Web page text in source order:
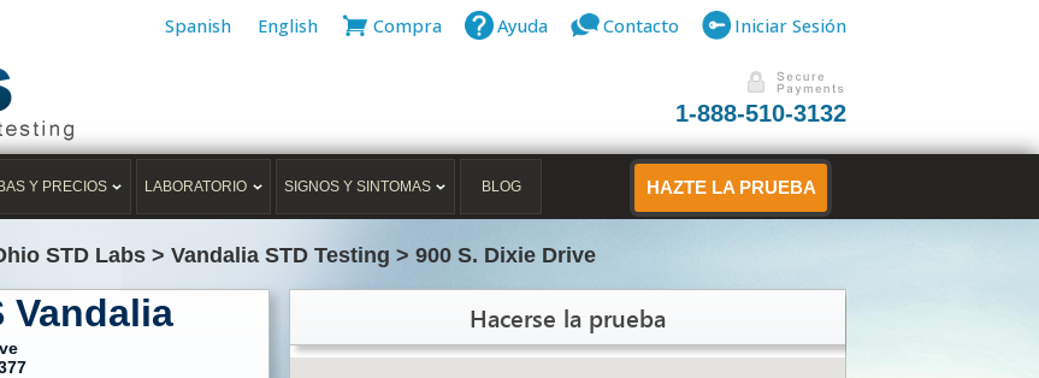
Spanish English Compra Ayuda Contacto Iniciar Sesión
1-888-510-3132
Y PRECIOS LABORATORIO SIGNOS Y SINTOMAS BLOG HAZTE LA PRUEBA
STD Labs > Vandalia STD Testing > 900 S. Dixie Drive
Vandalia Hacerse la prueba